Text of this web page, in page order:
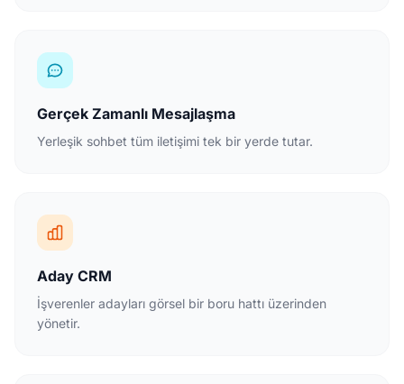
Gerçek Zamanlı Mesajlaşma
Yerleşik sohbet tüm iletişimi tek bir yerde tutar.
Aday CRM
İşverenler adayları görsel bir boru hattı üzerinden
yönetir.